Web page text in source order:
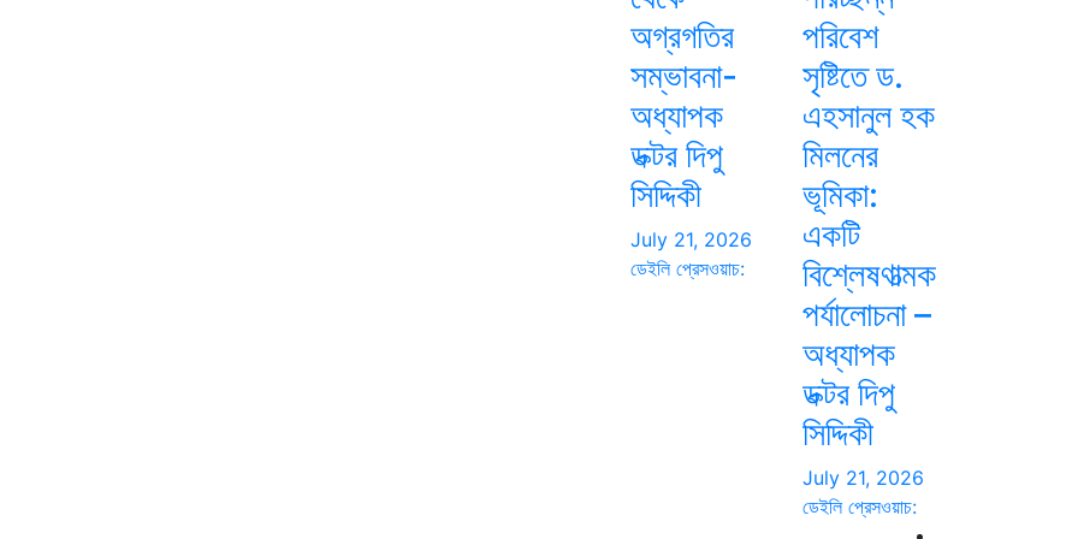
অগ্রগতির
সম্ভাবনা-
অধ্যাপক
ডক্টর দিপু
সিদ্দিকী
July 21, 2026
ডেইলি প্রেসওয়াচ:
পরিবেশ
সৃষ্টিতে ড.
এহসানুল হক
মিলনের
ভূমিকা:
একটি
বিশ্লেষণাত্মক
পর্যালোচনা –
অধ্যাপক
ডক্টর দিপু
সিদ্দিকী
July 21, 2026
ডেইলি প্রেসওয়াচ: